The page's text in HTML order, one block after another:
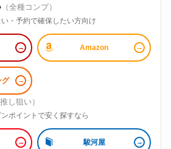
（全種コンプ）
・予約で確保したい方向け
Amazon
グ
し狙い）
ポイントで安く探すなら
駿河屋